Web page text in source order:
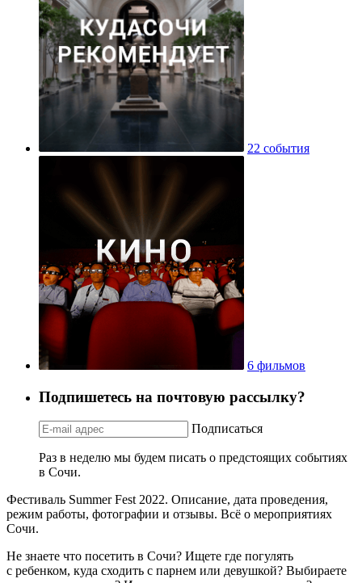
22 события
6 фильмов
Подпишетесь на почтовую рассылку?
Подписаться
Раз в неделю мы будем писать о предстоящих событиях
в Сочи.
Фестиваль Summer Fest 2022. Описание, дата проведения,
режим работы, фотографии и отзывы. Всё о мероприятиях
Сочи.
Не знаете что посетить в Сочи? Ищете где погулять
с ребенком, куда сходить с парнем или девушкой? Выбираете